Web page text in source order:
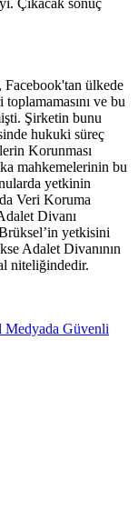
ülkede
toplamamasını ve bu
Şirketin bunu
hukuki süreç
Korunması
mahkemelerinin bu
yetkinin
Veri Koruma
Divanı
yetkisini
Adalet Divanının
niteliğindedir.
Medyada Güvenli